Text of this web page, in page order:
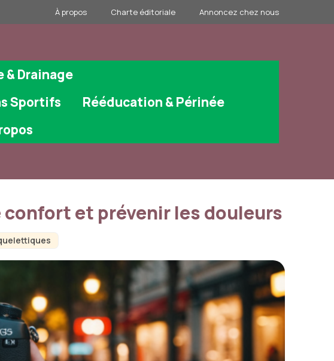
À propos Charte éditoriale Annoncez chez nous
& Drainage
Sportifs
Rééducation & Périnée
et prévenir les douleurs